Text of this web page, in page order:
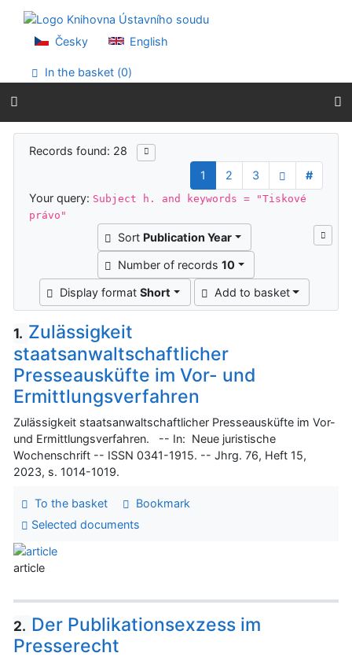
Go to menu
Accessibility declaration
Česky English
In the basket (0)
Search results
Records found: 28
1
2 3
#
Your query: Subject h. and keywords = "Tiskové
právo"
Sort Publication Year
Number of records 10
Display formatShort Add to basket
1. Zulässigkeit
staatsanwaltschaftlicher
Presseausküfte im Vor- und
Ermittlungsverfahren
Zulässigkeit staatsanwaltschaftlicher Presseausküfte im Vor-
und Ermittlungsverfahren. -- In: Neue juristische
Wochenschrift -- ISSN 0341-1915. -- Jhrg. 76, Heft 15,
2023, s. 1014-1019.
To the basket
Bookmark
Selected documents
article
2. Der Publikationsexzess im
Presserecht